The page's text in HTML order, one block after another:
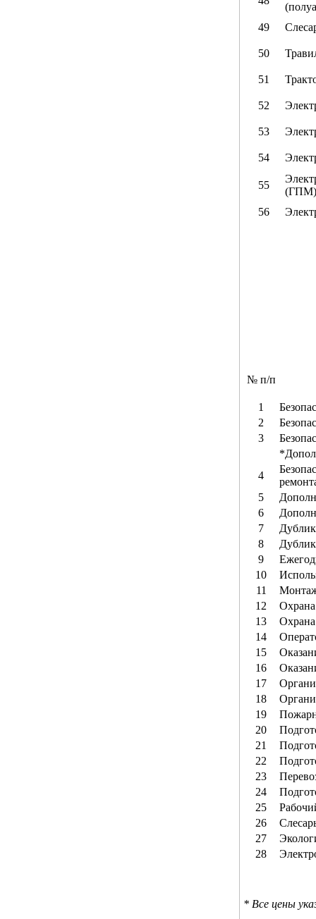
49
50
51
52
53
54
55
(ГПМ)
56
№ п/п
1
2
3
4
5
6
7
8
9
10
11
12
13
14
15
16
17
18
19
20
21
22
23
24
25
26
27
28
* Все цены